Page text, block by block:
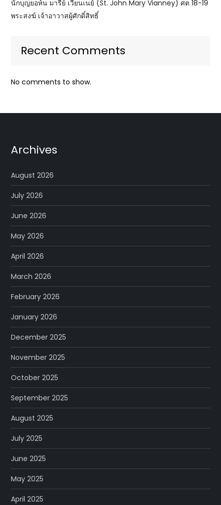
นักบุญยอห์น มารีย์ เวียนเนย์ (St. John Mary Vianney) ศต 18-19
พระสงฆ์ เจ้าอาวาสผู้ศักดิ์สิทธิ์
Recent Comments
No comments to show.
Archives
August 2026
July 2026
June 2026
May 2026
April 2026
March 2026
February 2026
January 2026
December 2025
November 2025
October 2025
September 2025
August 2025
July 2025
June 2025
May 2025
April 2025